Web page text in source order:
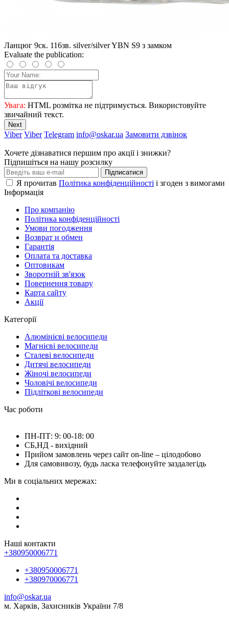
Ланцюг 9ск. 116зв. silver/silver YBN S9 з замком
Evaluate the publication:
Увага: HTML розмітка не підтримується. Використовуйте
звичайний текст.
Next
Viber Viber Telegram info@oskar.ua Замовити дзвінок
Хочете дізнаватися першим про акції і знижки?
Підпишіться на нашу розсилку
Підписатися
Я прочитав Політика конфіденційності і згоден з вимогами
Інформація
Про компанію
Політика конфіденційності
Умови погодження
Возврат и обмен
Гарантія
Оплата та доставка
Оптовикам
Зворотній зв'язок
Повернення товару
Карта сайту
Акції
Категорії
Алюмінієві велосипеди
Магнієві велосипеди
Сталеві велосипеди
Дитячі велосипеди
Жіночі велосипеди
Чоловічі велосипеди
Підліткові велосипеди
Час роботи
ПН-ПТ: 9: 00-18: 00
СБ,НД - вихідний
Прийом замовлень через сайт on-line – цілодобово
Для самовивозу, будь ласка телефонуйте заздалегідь
Ми в соціальних мережах:
Наші контакти
+380950006771
+380950006771
+380970006771
info@oskar.ua
м. Харків, Захисників України 7/8